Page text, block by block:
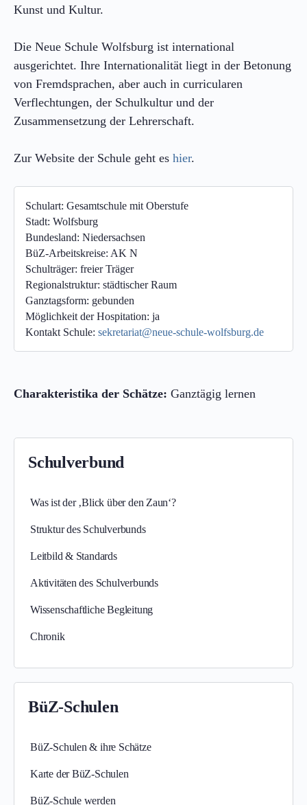
Kunst und Kultur.
Die Neue Schule Wolfsburg ist international
ausgerichtet. Ihre Internationalität liegt in der Betonung
von Fremdsprachen, aber auch in curricularen
Verflechtungen, der Schulkultur und der
Zusammensetzung der Lehrerschaft.
Zur Website der Schule geht es hier.
Schulart: Gesamtschule mit Oberstufe
Stadt: Wolfsburg
Bundesland: Niedersachsen
BüZ-Arbeitskreise: AK N
Schulträger: freier Träger
Regionalstruktur: städtischer Raum
Ganztagsform: gebunden
Möglichkeit der Hospitation: ja
Kontakt Schule: sekretariat@neue-schule-wolfsburg.de
Charakteristika der Schätze: Ganztägig lernen
Schulverbund
Was ist der ‚Blick über den Zaun‘?
Struktur des Schulverbunds
Leitbild & Standards
Aktivitäten des Schulverbunds
Wissenschaftliche Begleitung
Chronik
BüZ-Schulen
BüZ-Schulen & ihre Schätze
Karte der BüZ-Schulen
BüZ-Schule werden